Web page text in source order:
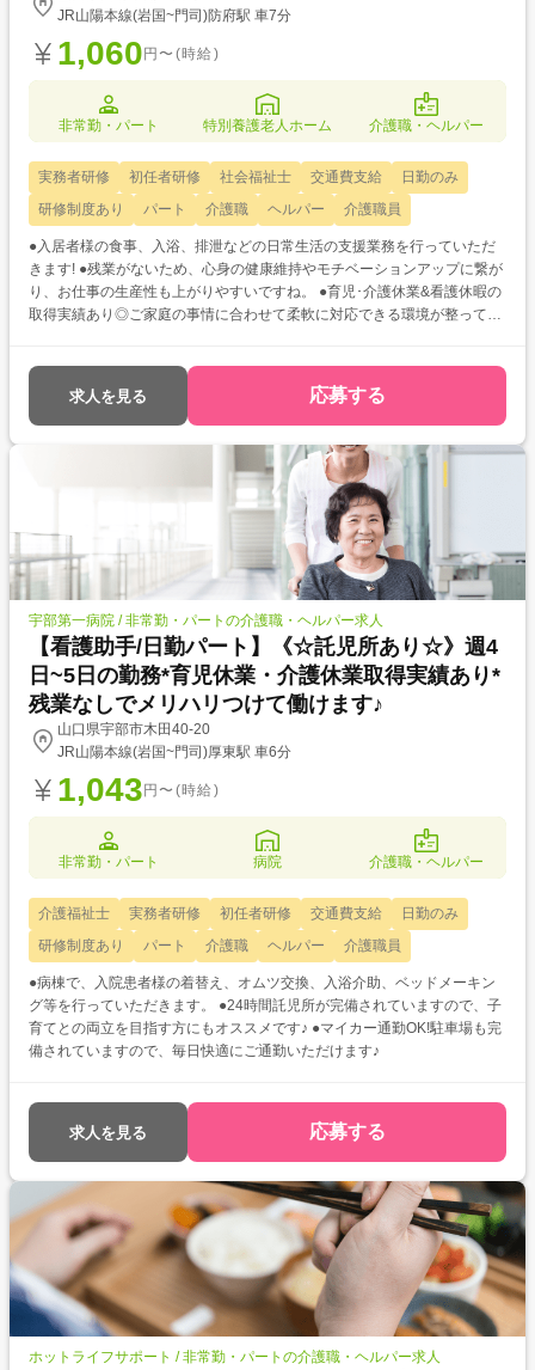
JR山陽本線(岩国~門司)防府駅 車7分
1,060 円〜(時給)
非常勤・パート 特別養護老人ホーム 介護職・ヘルパー
実務者研修 初任者研修 社会福祉士 交通費支給
日勤のみ
研修制度あり
パート 介護職 ヘルパー 介護職員
●入居者様の食事、入浴、排泄などの日常生活の支援業務を行っていただ
きます! ●残業がないため、心身の健康維持やモチベーションアップに繋が
り、お仕事の生産性も上がりやすいですね。 ●育児･介護休業&看護休暇の
取得実績あり◎ご家庭の事情に合わせて柔軟に対応できる環境が整ってい
求人を見る 応募する
宇部第一病院 / 非常勤・パートの介護職・ヘルパー求人
【看護助手/日勤パート】《☆託児所あり☆》週4
日~5日の勤務*育児休業・介護休業取得実績あり*
残業なしでメリハリつけて働けます♪
山口県宇部市木田40-20
JR山陽本線(岩国~門司)厚東駅 車6分
1,043 円〜(時給)
非常勤・パート 病院 介護職・ヘルパー
介護福祉士 実務者研修 初任者研修 交通費支給
日勤のみ
研修制度あり
パート 介護職 ヘルパー 介護職員
●病棟で、入院患者様の着替え、オムツ交換、入浴介助、ベッドメーキン
グ等を行っていただきます。 ●24時間託児所が完備されていますので、子
育てとの両立を目指す方にもオススメです♪ ●マイカー通勤OK!駐車場も完
備されていますので、毎日快適にご通勤いただけます♪
求人を見る 応募する
ホットライフサポート / 非常勤・パートの介護職・ヘルパー求人